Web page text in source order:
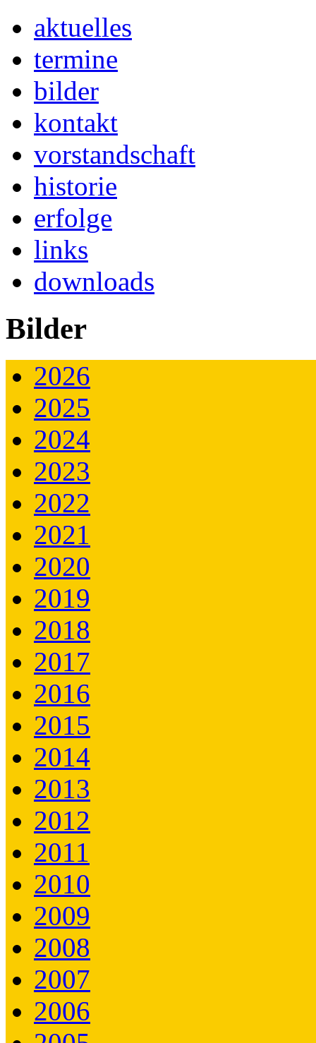
aktuelles
termine
bilder
kontakt
vorstandschaft
historie
erfolge
links
downloads
Bilder
2026
2025
2024
2023
2022
2021
2020
2019
2018
2017
2016
2015
2014
2013
2012
2011
2010
2009
2008
2007
2006